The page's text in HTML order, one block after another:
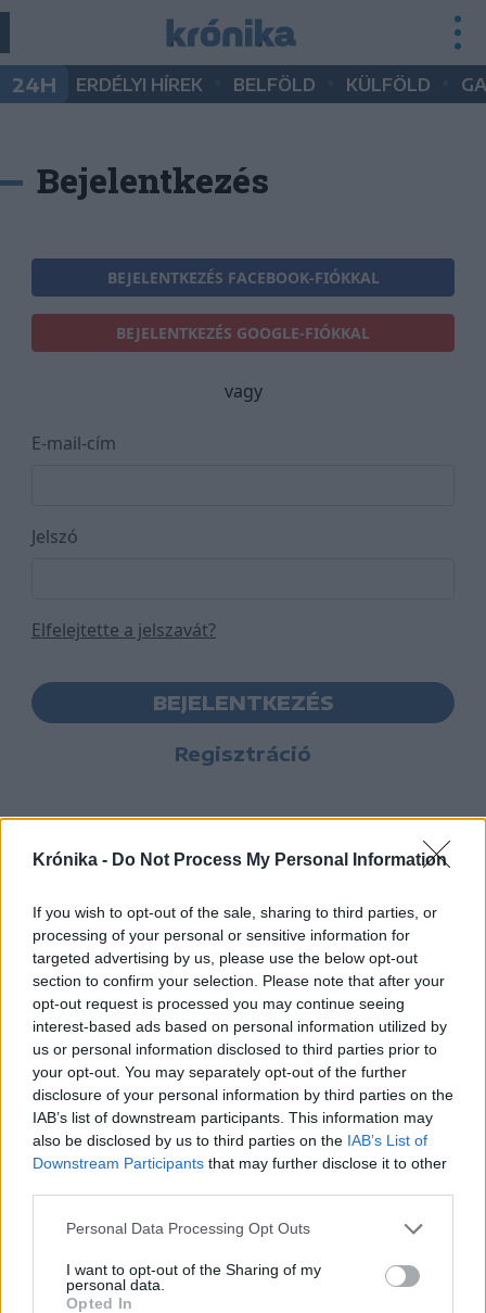
Krónika - Do Not Process My Personal Information
If you wish to opt-out of the sale, sharing to third parties, or
processing of your personal or sensitive information for
targeted advertising by us, please use the below opt-out
section to confirm your selection. Please note that after your
opt-out request is processed you may continue seeing
interest-based ads based on personal information utilized by
us or personal information disclosed to third parties prior to
your opt-out. You may separately opt-out of the further
disclosure of your personal information by third parties on the
IAB’s list of downstream participants. This information may
also be disclosed by us to third parties on the IAB’s List of
Downstream Participants that may further disclose it to other
Personal Data Processing Opt Outs
I want to opt-out of the Sharing of my
personal data.
Opted In
24H ERDÉLYI HÍREK BELFÖLD KÜLFÖLD
Bejelentkezés
BEJELENTKEZÉS FACEBOOK-FIÓKKAL
BEJELENTKEZÉS GOOGLE-FIÓKKAL
vagy
E-mail-cím
Jelszó
Elfelejtette a jelszavát?
BEJELENTKEZÉS
Regisztráció
Hasznos
Impresszum
Szerzői jogok
Adatvédelmi tájékoztató
Cookie-kezelési tájékoztató
Nyomtatott lapjaink archívuma
Médiaajánlat